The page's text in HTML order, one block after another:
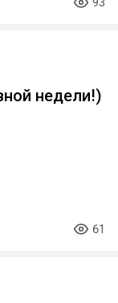
недели!)
61